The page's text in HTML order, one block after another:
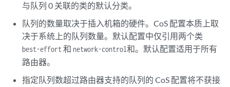
与队列 0 关联的类的默认分类。
队列的数量取决于插入机箱的硬件。CoS 配置本质上取
决于系统上的队列数量。默认配置中仅引用两个类
best-effort和 network-control和。默认配置适用于所有
路由器。
指定队列数超过路由器支持的队列的 CoS 配置将不获接